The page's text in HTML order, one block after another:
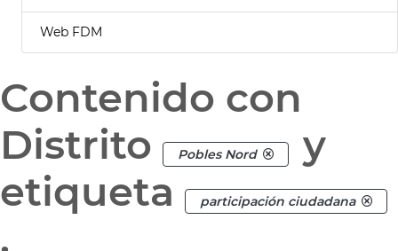
Web FDM
Contenido con
Distrito
Pobles Nord
y
etiqueta
participación ciudadana
.